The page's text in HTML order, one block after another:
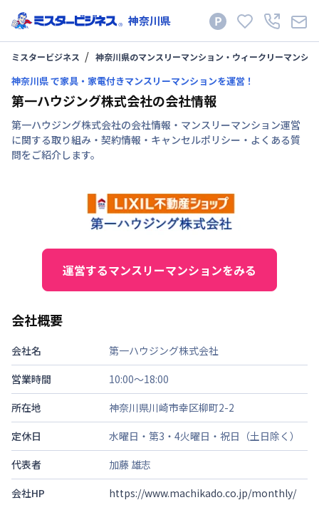
神奈川県
ミスタービジネス 神奈川県のマンスリーマンション・ウィークリーマンシ
神奈川県 で家具・家電付きマンスリーマンションを運営！
第一ハウジング株式会社の会社情報
第一ハウジング株式会社の会社情報・マンスリーマンション運営
に関する取り組み・契約情報・キャンセルポリシー・よくある質
問をご紹介します。
運営するマンスリーマンションをみる
会社概要
会社名
第一ハウジング株式会社
営業時間
10:00～18:00
所在地
神奈川県川崎市幸区柳町2-2
定休日
水曜日・第3・4火曜日・祝日（土日除く）
代表者
加藤 雄志
会社HP
https://www.machikado.co.jp/monthly/